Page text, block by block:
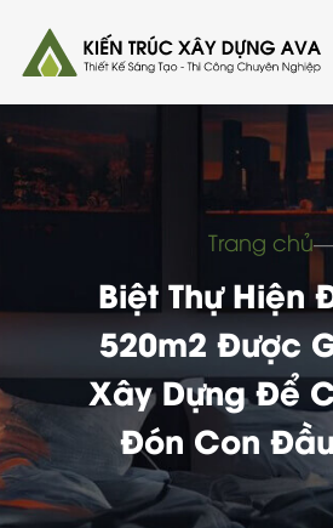
Trang chủ
Biệt Thự Hiện
520m2 Được
Xây Dựng Để
Đón Con